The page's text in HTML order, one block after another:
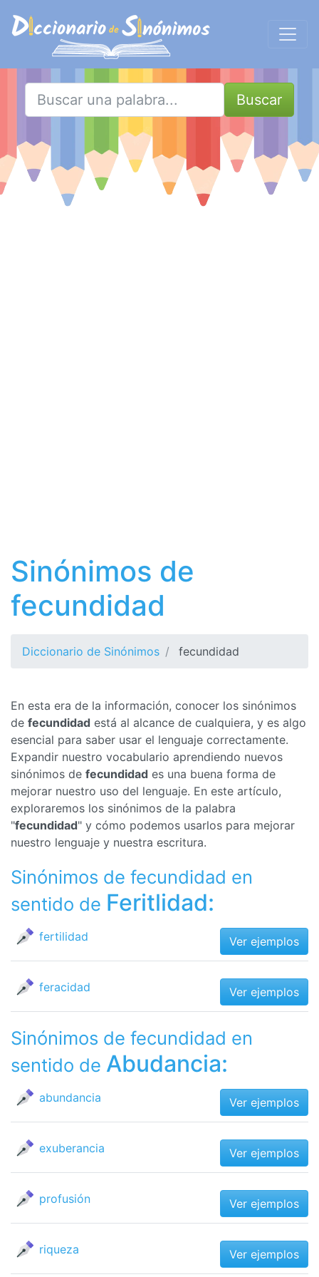
Buscar
Sinónimos de
fecundidad
Diccionario de Sinónimos fecundidad
En esta era de la información, conocer los sinónimos
de fecundidad está al alcance de cualquiera, y es algo
esencial para saber usar el lenguaje correctamente.
Expandir nuestro vocabulario aprendiendo nuevos
sinónimos de fecundidad es una buena forma de
mejorar nuestro uso del lenguaje. En este artículo,
exploraremos los sinónimos de la palabra
"fecundidad" y cómo podemos usarlos para mejorar
nuestro lenguaje y nuestra escritura.
Sinónimos de fecundidad en
sentido de Feritlidad:
fertilidad Ver ejemplos
feracidad Ver ejemplos
Sinónimos de fecundidad en
sentido de Abudancia:
abundancia Ver ejemplos
exuberancia Ver ejemplos
profusión Ver ejemplos
riqueza Ver ejemplos